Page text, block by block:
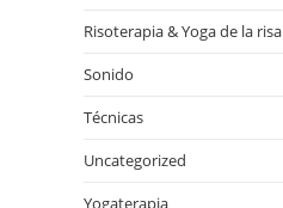
Risoterapia & Yoga de la risa
Sonido
Técnicas
Uncategorized
Yogaterapia